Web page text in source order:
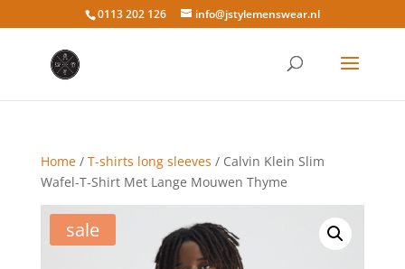
0113 202 126 info@jstylemenswear.nl
Home/ T-shirts long sleeves / Calvin Klein Slim
Wafel-T-Shirt Met Lange Mouwen Thyme
sale